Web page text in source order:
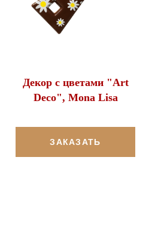
Декор с цветами "Art
Deco", Mona Lisa
ЗАКАЗАТЬ